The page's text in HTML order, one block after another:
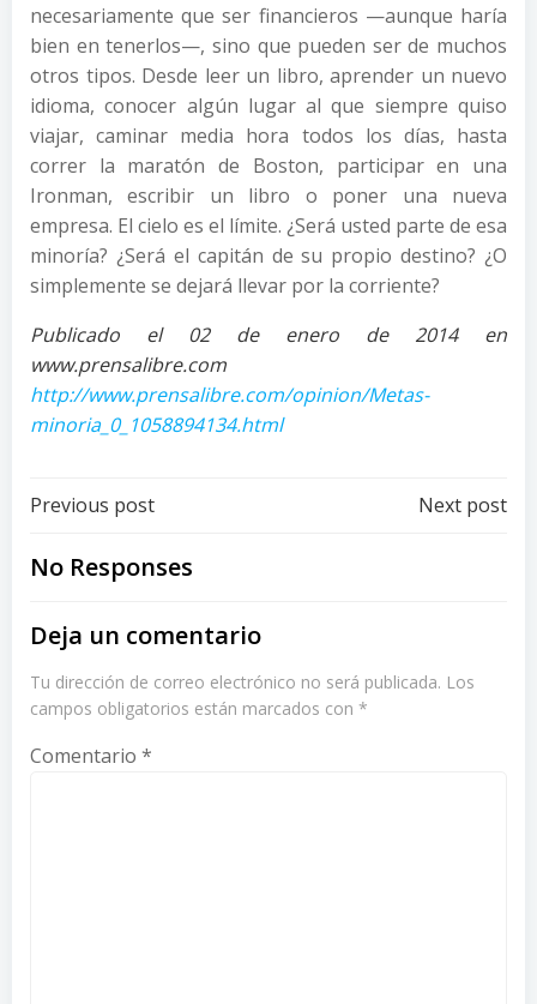
necesariamente que ser financieros —aunque haría
bien en tenerlos—, sino que pueden ser de muchos
otros tipos. Desde leer un libro, aprender un nuevo
idioma, conocer algún lugar al que siempre quiso
viajar, caminar media hora todos los días, hasta
correr la maratón de Boston, participar en una
Ironman, escribir un libro o poner una nueva
empresa. El cielo es el límite. ¿Será usted parte de esa
minoría? ¿Será el capitán de su propio destino? ¿O
simplemente se dejará llevar por la corriente?
Publicado el 02 de enero de 2014 en
www.prensalibre.com
http://www.prensalibre.com/opinion/Metas-
minoria_0_1058894134.html
Post
navigation
Previous post Next post
No Responses
Deja un comentario
Tu dirección de correo electrónico no será publicada. Los
campos obligatorios están marcados con *
Comentario *